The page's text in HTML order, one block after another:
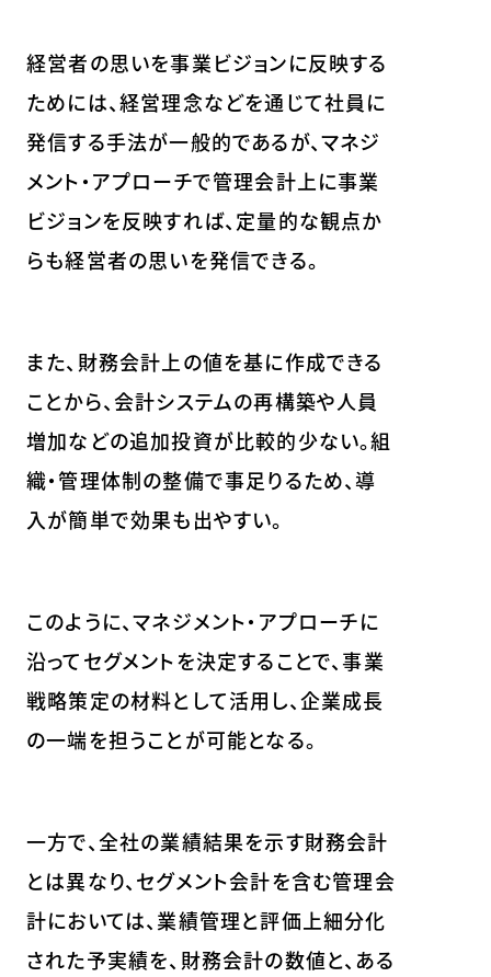
経営者の思いを事業ビジョンに反映する
ためには、経営理念などを通じて社員に
発信する手法が一般的であるが、マネジ
メント・アプローチで管理会計上に事業
ビジョンを反映すれば、定量的な観点か
らも経営者の思いを発信できる。
また、財務会計上の値を基に作成できる
ことから、会計システムの再構築や人員
増加などの追加投資が比較的少ない。組
織・管理体制の整備で事足りるため、導
入が簡単で効果も出やすい。
このように、マネジメント・アプローチに
沿ってセグメントを決定することで、事業
戦略策定の材料として活用し、企業成長
の一端を担うことが可能となる。
一方で、全社の業績結果を示す財務会計
とは異なり、セグメント会計を含む管理会
計においては、業績管理と評価上細分化
された予実績を、財務会計の数値と、ある